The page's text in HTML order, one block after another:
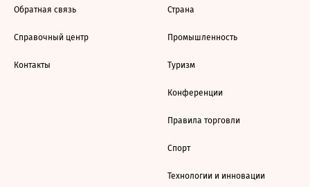
Обратная связь
Справочный центр
Контакты
Страна
Промышленность
Туризм
Конференции
Правила торговли
Спорт
Технологии и инновации